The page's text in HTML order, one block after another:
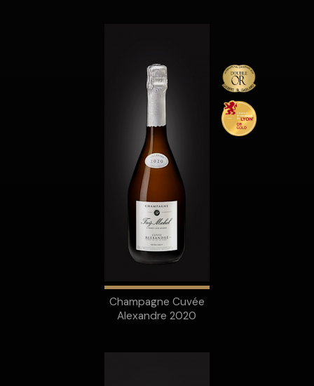
Champagne Cuvée
Alexandre 2020